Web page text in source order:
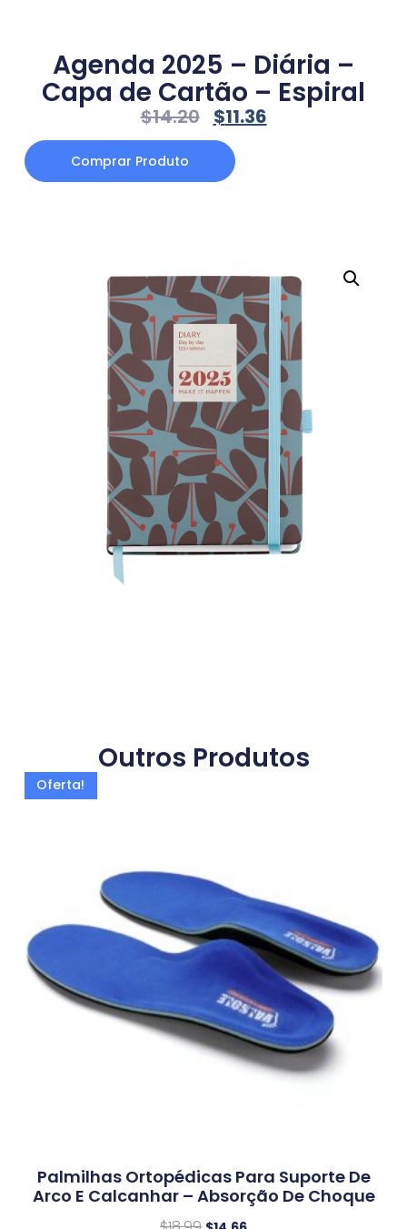
Agenda 2025 – Diária –
Capa de Cartão – Espiral
$14.20 $11.36
Comprar Produto
Outros Produtos
Oferta!
Palmilhas Ortopédicas Para Suporte De
Arco E Calcanhar – Absorção De Choque